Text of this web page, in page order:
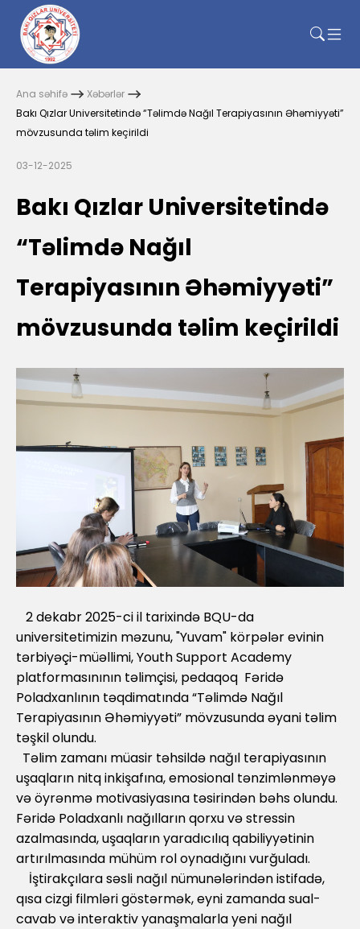
Ana səhifə
Xəbərlər
Bakı Qızlar Universitetində “Təlimdə Nağıl Terapiyasının Əhəmiyyəti”
mövzusunda təlim keçirildi
03-12-2025
Bakı Qızlar Universitetində
“Təlimdə Nağıl
Terapiyasının Əhəmiyyəti”
mövzusunda təlim keçirildi
2 dekabr 2025-ci il tarixində BQU-da
universitetimizin məzunu, "Yuvam" körpələr evinin
tərbiyəçi-müəllimi, Youth Support Academy
platformasınının təlimçisi, pedaqoq Fəridə
Poladxanlının təqdimatında “Təlimdə Nağıl
Terapiyasının Əhəmiyyəti” mövzusunda əyani təlim
təşkil olundu.
Təlim zamanı müasir təhsildə nağıl terapiyasının
uşaqların nitq inkişafına, emosional tənzimlənməyə
və öyrənmə motivasiyasına təsirindən bəhs olundu.
Fəridə Poladxanlı nağılların qorxu və stressin
azalmasında, uşaqların yaradıcılıq qabiliyyətinin
artırılmasında mühüm rol oynadığını vurğuladı.
İştirakçılara səsli nağıl nümunələrindən istifadə,
qısa cizgi filmləri göstərmək, eyni zamanda sual-
cavab və interaktiv yanaşmalarla yeni nağıl